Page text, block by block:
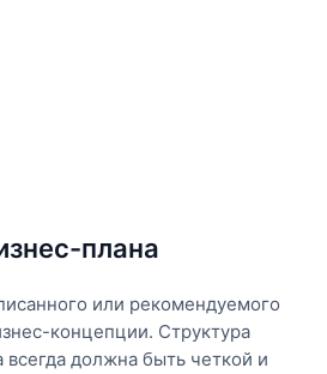
плана
или рекомендуемого
концепции. Структура
всегда должна быть четкой и